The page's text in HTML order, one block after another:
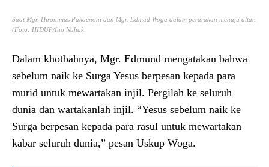
Saat Mgr. Hironimus Pakaenoni dan Mgr. Edmud Woga dalam perarakan menuju altar.
(Foto: HIDUP/Ino Nahak
Dalam khotbahnya, Mgr. Edmund mengatakan bahwa
sebelum naik ke Surga Yesus berpesan kepada para
murid untuk mewartakan injil. Pergilah ke seluruh
dunia dan wartakanlah injil. “Yesus sebelum naik ke
Surga berpesan kepada para rasul untuk mewartakan
kabar seluruh dunia,” pesan Uskup Woga.